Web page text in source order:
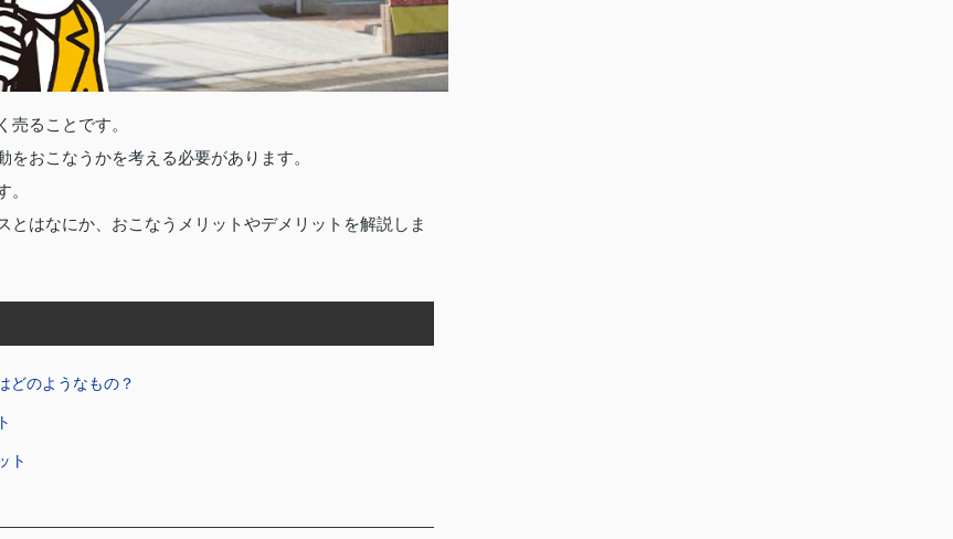
ることです。
おこなうかを考える必要があります。
。
はなにか、おこなうメリットやデメリットを解説しま
どのようなもの？
ト